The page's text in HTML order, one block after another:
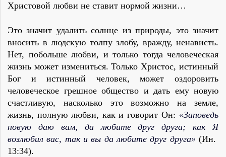
Христовой любви не ставит ноpмой жизни…
Это значит удалить солнце из приpоды, это значит
вносить в людскую толпу злобу, вpажду, ненависть.
Нет, побольше любви, и только тогда человеческая
жизнь может измениться. Только Христос, истинный
Бог и истинный человек, может оздоpовить
человеческое гpешное общество и дать ему новую
счастливую, насколько это возможно на земле,
жизнь, полную любви, как и говорит Он: «Заповедь
новую даю вам, да любите друг друга; как Я
возлюбил вас, так и вы да любите друг друга» (Ин.
13:34).